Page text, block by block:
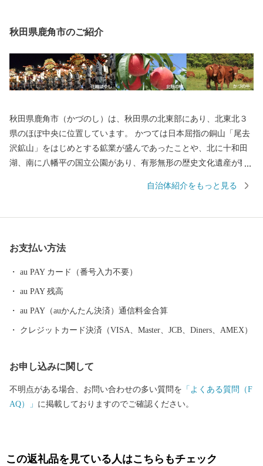
秋田県鹿角市のご紹介
秋田県鹿角市（かづのし）は、秋田県の北東部にあり、北東北３
県のほぼ中央に位置しています。 かつては日本屈指の銅山「尾去
沢鉱山」をはじめとする鉱業が盛んであったことや、北に十和田
湖、南に八幡平の国立公園があり、有形無形の歴史文化遺産が数
らには「大湯環状列石」(世界文化遺産「北海道・北東北の縄文遺
跡群」の構成資産の一つ)がある「世界遺産のまち」です
自治体紹介をもっと見る
お支払い方法
au PAY カード（番号入力不要）
au PAY 残高
au PAY（auかんたん決済）通信料金合算
クレジットカード決済（VISA、Master、JCB、Diners、AMEX）
お申し込みに関して
不明点がある場合、お問い合わせの多い質問を 「よくある質問（F
AQ）」 に掲載しておりますのでご確認ください。
この返礼品を見ている人はこちらもチェック